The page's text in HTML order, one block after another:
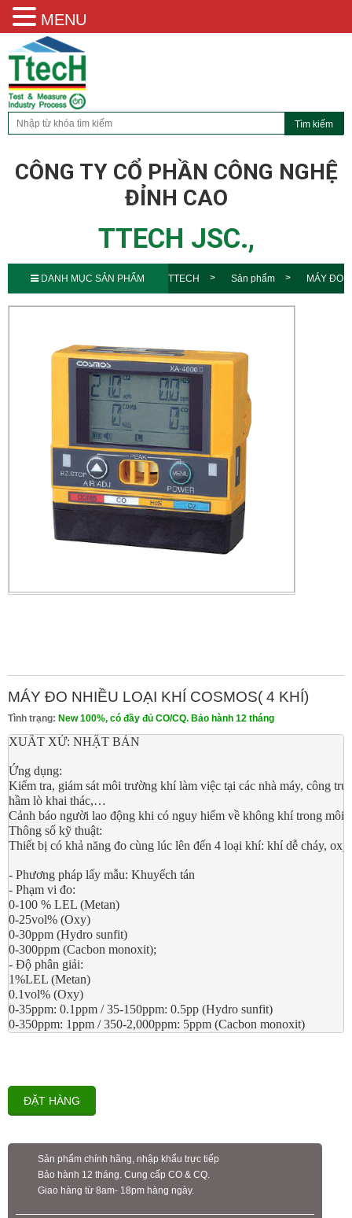
CÔNG TY CỔ PHẦN CÔNG NGHỆ
ĐỈNH CAO
TTECH JSC.,
DANH MỤC SẢN PHẨM TTECH Sản phẩm MÁY ĐO
NHIỀU LOẠI KHÍ COSMOS( 4
MÁY ĐO NHIỀU LOẠI KHÍ COSMOS( 4 KHÍ)
Tình trạng: New 100%, có đầy đủ CO/CQ. Bảo hành 12 tháng
XUẤT XỨ: NHẬT BẢN
Ứng dụng:
Kiểm tra, giám sát môi trường khí làm việc tại các nhà máy, công
hầm lò khai thác,…
Cảnh báo người lao động khi có nguy hiểm về không khí trong môi
Thông số kỹ thuật:
Thiết bị có khả năng đo cùng lúc lên đến 4 loại khí: khí dễ cháy,
- Phương pháp lấy mẫu: Khuyếch tán
- Phạm vi đo:
0-100 % LEL (Metan)
0-25vol% (Oxy)
0-30ppm (Hydro sunfit)
0-300ppm (Cacbon monoxit);
- Độ phân giải:
1%LEL (Metan)
0.1vol% (Oxy)
0-35ppm: 0.1ppm / 35-150ppm: 0.5pp (Hydro sunfit)
0-350ppm: 1ppm / 350-2,000ppm: 5ppm (Cacbon monoxit)
ĐẶT HÀNG
Sản phẩm chính hãng, nhập khẩu trực tiếp
Bảo hành 12 tháng. Cung cấp CO & CQ.
Giao hàng từ 8am- 18pm hàng ngày.
MENU